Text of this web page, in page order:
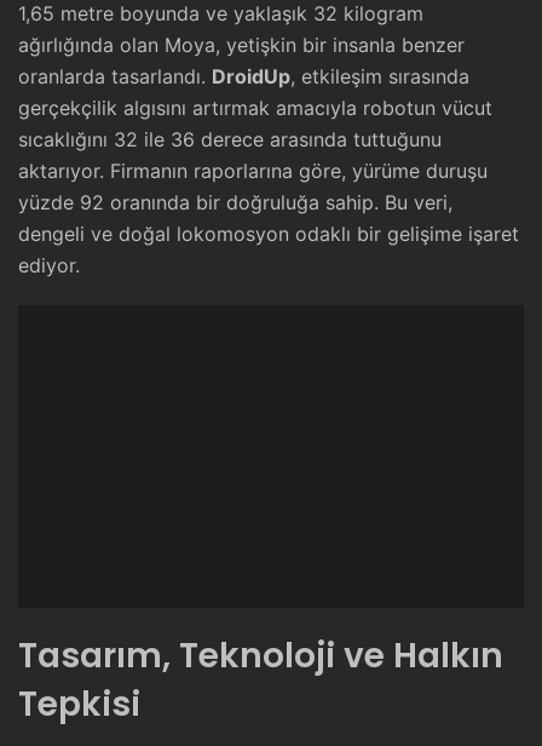
1,65 metre boyunda ve yaklaşık 32 kilogram
ağırlığında olan Moya, yetişkin bir insanla benzer
oranlarda tasarlandı. DroidUp, etkileşim sırasında
gerçekçilik algısını artırmak amacıyla robotun vücut
sıcaklığını 32 ile 36 derece arasında tuttuğunu
aktarıyor. Firmanın raporlarına göre, yürüme duruşu
yüzde 92 oranında bir doğruluğa sahip. Bu veri,
dengeli ve doğal lokomosyon odaklı bir gelişime işaret
ediyor.
Tasarım, Teknoloji ve Halkın
Tepkisi